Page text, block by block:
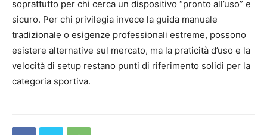
soprattutto per chi cerca un dispositivo “pronto all’uso” e
sicuro. Per chi privilegia invece la guida manuale
tradizionale o esigenze professionali estreme, possono
esistere alternative sul mercato, ma la praticità d’uso e la
velocità di setup restano punti di riferimento solidi per la
categoria sportiva.